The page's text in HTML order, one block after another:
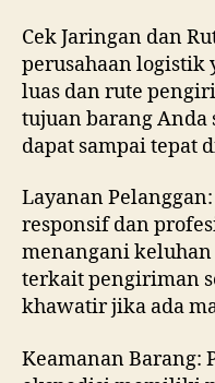
Cek Jaringan dan
perusahaan
luas dan rute
tujuan barang Anda
dapat sampai tepat
Layanan
responsif dan
menangani
terkait pengiriman
khawatir jika ada
Keamanan Barang: